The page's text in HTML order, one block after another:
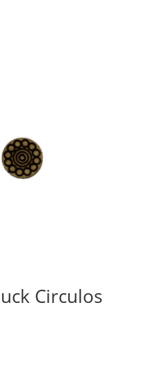
Circulos